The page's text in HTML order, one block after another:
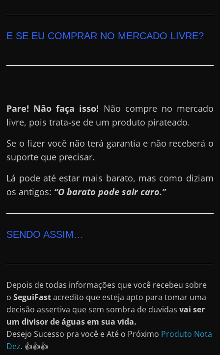
E SE EU COMPRAR NO MERCADO LIVRE?
Pare! Não faça isso! Não compre no mercado
livre, pois trata-se de um produto pirateado.
Se o fizer você não terá garantia e não receberá o
suporte que precisar.
Lá pode até estar mais barato, mas como diziam
os antigos: “O barato pode sair caro.”
SENDO ASSIM…
Depois de todas informações que você recebeu sobre
oSeguiFastacredito que esteja apto para tomar uma
decisão assertiva que sem sombra de duvidasvai ser
um divisor de águas em sua vida.
Desejo Sucesso pra você e Até o Próximo Produto Nota
Dez. 👍👍👍